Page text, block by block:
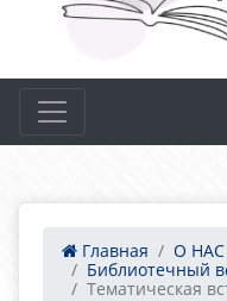
Главная О НАС
Библиотечный
Тематическая